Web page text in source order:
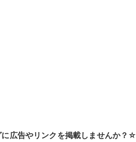
広告やリンクを掲載しませんか？☆